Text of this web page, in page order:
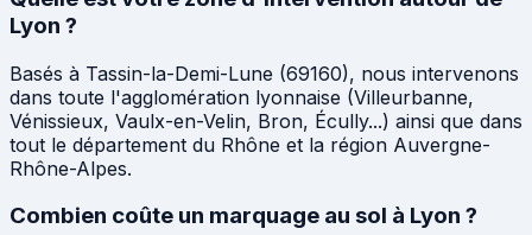
Lyon ?
Basés à Tassin-la-Demi-Lune (69160), nous intervenons
dans toute l'agglomération lyonnaise (Villeurbanne,
Vénissieux, Vaulx-en-Velin, Bron, Écully...) ainsi que dans
tout le département du Rhône et la région Auvergne-
Rhône-Alpes.
Combien coûte un marquage au sol à Lyon ?